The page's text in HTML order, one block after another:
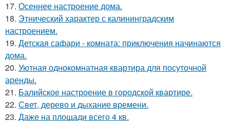
17. Осеннее настроение дома.
18. Этнический характер с калининградским
настроением.
19. Детская сафари - комната: приключения начинаются
дома.
20. Уютная однокомнатная квартира для посуточной
аренды.
21. Балийское настроение в городской квартире.
22. Свет, дерево и дыхание времени.
23. Даже на площади всего 4 кв.